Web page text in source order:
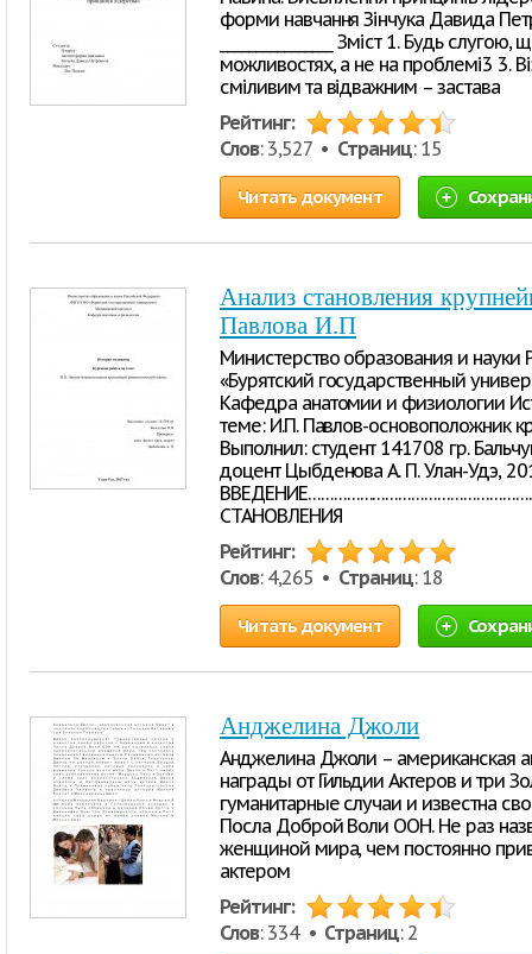
форми навчання Зінчука Давида
________________ Зміст 1. Будь
можливостях, а не на проблемі3 3.
сміливим та відважним – застава
Рейтинг:
Слов: 3,527 • Страниц: 15
Читать документ
Анализ становления
Павлова И.П
Министерство образования и
«Бурятский государственный
Кафедра анатомии и физиологии
теме: И.П. Павлов-основоположник
Выполнил: студент 141708 гр.
доцент Цыбденова А. П. Улан-Удэ,
СТАНОВЛЕНИЯ
Рейтинг:
Слов: 4,265 • Страниц: 18
Читать документ
Анджелина Джоли
Анджелина Джоли – американская
награды от Гильдии Актеров и три
гуманитарные случаи и известна
Посла Доброй Воли ООН. Не раз
женщиной мира, чем постоянно
актером
Рейтинг:
Слов: 334 • Страниц: 2